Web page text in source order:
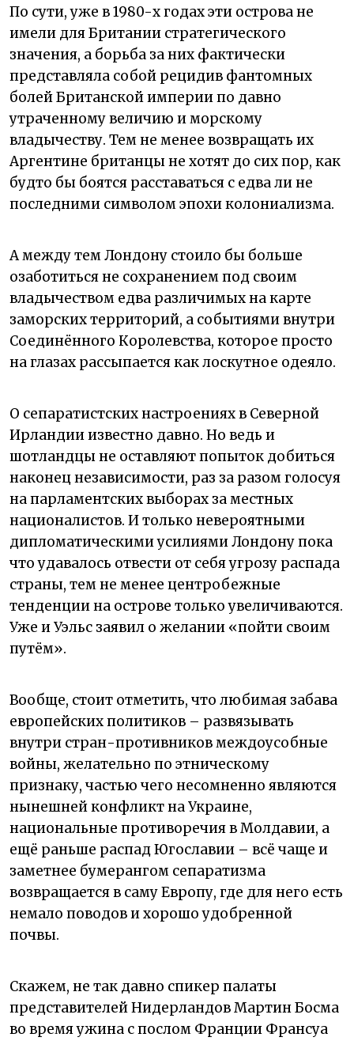
По сути, уже в 1980-х годах эти острова не
имели для Британии стратегического
значения, а борьба за них фактически
представляла собой рецидив фантомных
болей Британской империи по давно
утраченному величию и морскому
владычеству. Тем не менее возвращать их
Аргентине британцы не хотят до сих пор, как
будто бы боятся расставаться с едва ли не
последними символом эпохи колониализма.
А между тем Лондону стоило бы больше
озаботиться не сохранением под своим
владычеством едва различимых на карте
заморских территорий, а событиями внутри
Соединённого Королевства, которое просто
на глазах рассыпается как лоскутное одеяло.
О сепаратистских настроениях в Северной
Ирландии известно давно. Но ведь и
шотландцы не оставляют попыток добиться
наконец независимости, раз за разом голосуя
на парламентских выборах за местных
националистов. И только невероятными
дипломатическими усилиями Лондону пока
что удавалось отвести от себя угрозу распада
страны, тем не менее центробежные
тенденции на острове только увеличиваются.
Уже и Уэльс заявил о желании «пойти своим
путём».
Вообще, стоит отметить, что любимая забава
европейских политиков – развязывать
внутри стран-противников междоусобные
войны, желательно по этническому
признаку, частью чего несомненно являются
нынешней конфликт на Украине,
национальные противоречия в Молдавии, а
ещё раньше распад Югославии – всё чаще и
заметнее бумерангом сепаратизма
возвращается в саму Европу, где для него есть
немало поводов и хорошо удобренной
почвы.
Скажем, не так давно спикер палаты
представителей Нидерландов Мартин Босма
во время ужина с послом Франции Франсуа